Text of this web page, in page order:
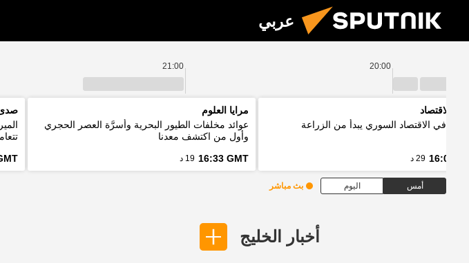
عربي
20:00
21:00
الاقتصاد
تعافي الاقتصاد السوري يبدأ من الزراعة
16:03 29 د
مرايا العلوم
عوائد مخلفات الطيور البحرية وأسرَّة العصر الحجري
وأول من اكتشف معدنا
16:33 GMT 19 د
صدى
أمس اليوم بث مباشر
أخبار الخليج